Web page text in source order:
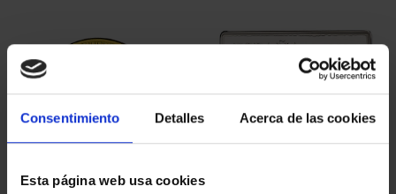
Consentimiento Detalles Acerca de las cookies
Esta página web usa cookies